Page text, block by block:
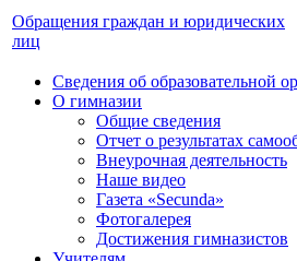
Обращения граждан и юридических
лиц
Сведения об образовательной
О гимназии
Общие сведения
Отчет о результатах
Внеурочная деятельность
Наше видео
Газета «Secunda»
Фотогалерея
Достижения гимназистов